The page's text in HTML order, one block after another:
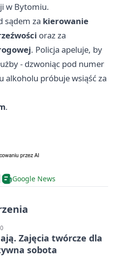
w Bytomiu.
sądem za kierowanie
oraz za
. Policja apeluje, by
- dzwoniąc pod numer
alkoholu próbuje wsiąść za
.
Google News
Zajęcia twórcze dla
sobota